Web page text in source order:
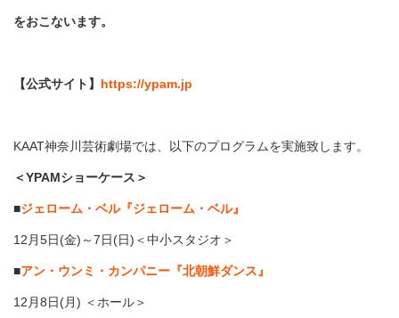
をおこないます。
【公式サイト】 https://ypam.jp
KAAT神奈川芸術劇場では、以下のプログラムを実施致します。
＜YPAMショーケース＞
■ジェローム・ベル『ジェローム・ベル』
12月5日(金)～7日(日)＜中小スタジオ＞
■アン・ウンミ・カンパニー『北朝鮮ダンス』
12月8日(月) ＜ホール＞